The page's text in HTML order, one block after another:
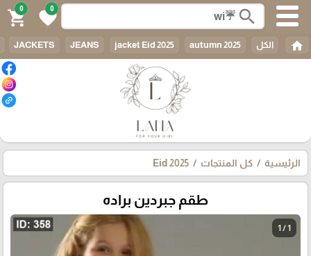
search
0
favorite
0
shopping_cart
home الكل JACKETS JEANS jacket Eid 2025 autumn 2025
الرئيسية كل المنتجات Eid 2025
طقم جبردين براده
1 / 1